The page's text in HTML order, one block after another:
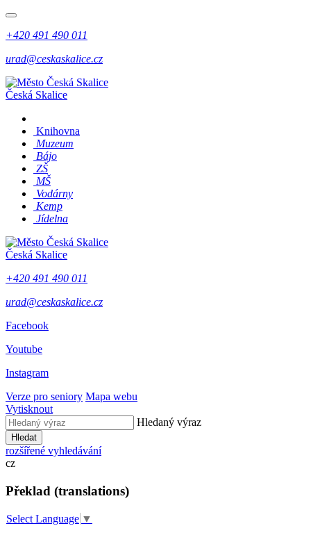
+420 491 490 011
urad@ceskaskalice.cz
Česká Skalice
Knihovna
Muzeum
Bájo
ZŠ
MŠ
Vodárny
Kemp
Jídelna
Česká Skalice
+420 491 490 011
urad@ceskaskalice.cz
Facebook
Youtube
Instagram
Verze pro seniory Mapa webu
Vytisknout
Hledaný výraz
Hledat
rozšířené vyhledávání
cz
Překlad (translations)
Select Language ▼